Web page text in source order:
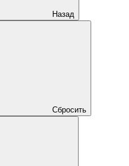
Назад
Сбросить